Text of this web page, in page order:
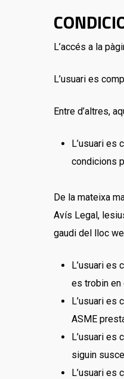
L’accés a la
L’usuari es
Entre d’altres,
L’usuari es
condicions
De la mateixa
Avís Legal,
gaudi del lloc
L’usuari es
es trobin en
L’usuari es
ASME
L’usuari es
siguin
L’usuari es